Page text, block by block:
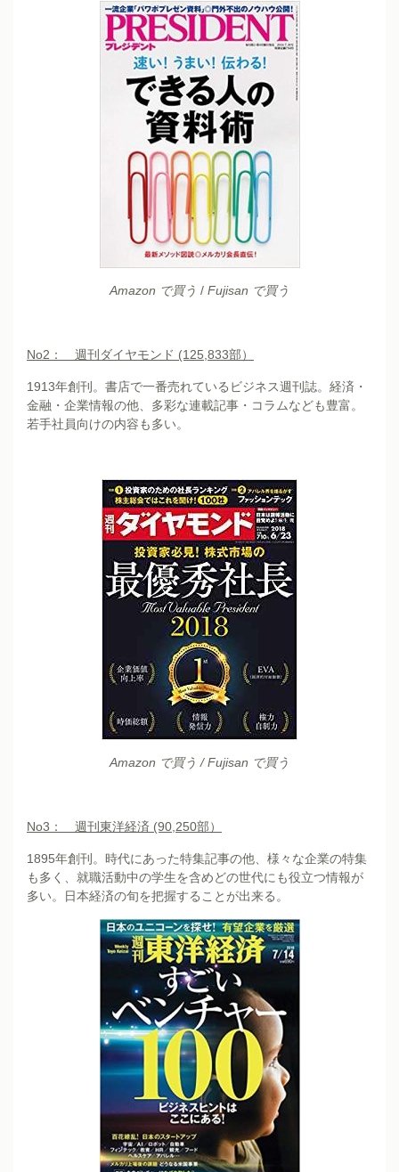
Amazon で買う / Fujisan で買う
No2 ： 週刊ダイヤモンド (125,833部）
1913年創刊。書店で一番売れているビジネス週刊誌。経済・
金融・企業情報の他、多彩な連載記事・コラムなども豊富。
若手社員向けの内容も多い。
Amazon で買う /Fujisan で買う
No3 ： 週刊東洋経済 (90,250部）
1895年創刊。時代にあった特集記事の他、様々な企業の特集
も多く、就職活動中の学生を含めどの世代にも役立つ情報が
多い。日本経済の旬を把握することが出来る。